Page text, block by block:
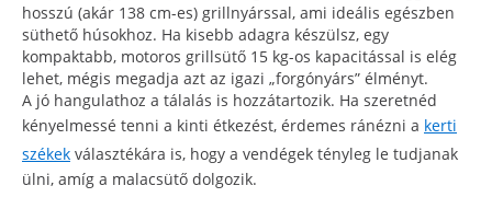
hosszú (akár 138 cm-es) grillnyárssal, ami ideális egészben
süthető húsokhoz. Ha kisebb adagra készülsz, egy
kompaktabb, motoros grillsütő 15 kg-os kapacitással is elég
lehet, mégis megadja azt az igazi „forgónyárs” élményt.
A jó hangulathoz a tálalás is hozzátartozik. Ha szeretnéd
kényelmessé tenni a kinti étkezést, érdemes ránézni a kerti
székek választékára is, hogy a vendégek tényleg le tudjanak
ülni, amíg a malacsütő dolgozik.